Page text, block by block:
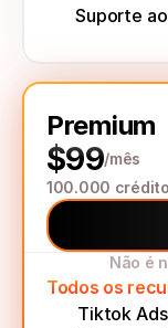
Suporte
Premium
$99/mês
100.000
Não é
Todos os
Tiktok